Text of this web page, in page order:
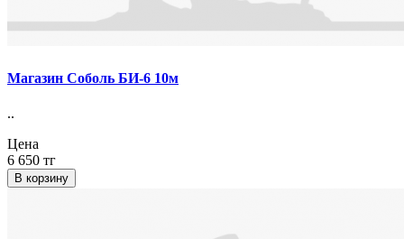
Магазин Соболь БИ-6 10м
..
Цена
6 650 тг
В корзину